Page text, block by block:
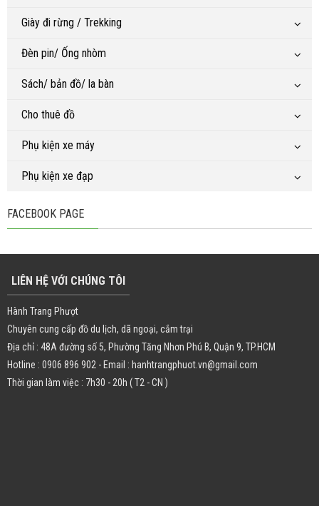
Giày đi rừng / Trekking
Đèn pin/ Ống nhòm
Sách/ bản đồ/ la bàn
Cho thuê đồ
Phụ kiện xe máy
Phụ kiện xe đạp
FACEBOOK PAGE
LIÊN HỆ VỚI CHÚNG TÔI
Hành Trang Phượt
Chuyên cung cấp đồ du lịch, dã ngoại, cắm trại
Địa chỉ : 48A đường số 5, Phường Tăng Nhơn Phú B, Quận 9, TP.HCM
Hotline : 0906 896 902 - Email : hanhtrangphuot.vn@gmail.com
Thời gian làm việc : 7h30 - 20h ( T2 - CN )